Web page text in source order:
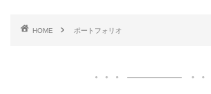
HOME ポートフォリオ